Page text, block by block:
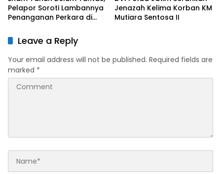
Pelapor Soroti Lambannya
Penanganan Perkara di
Jenazah Kelima Korban KM
Mutiara Sentosa II
Leave a Reply
Your email address will not be published. Required fields are
marked *